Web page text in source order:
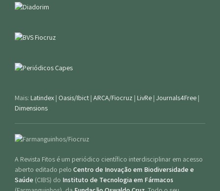
Mais: Latindex | Oasis/Ibict | ARCA/Fiocruz | LivRe | Journals4Free |
Dimensions
A Revista Fitos é um periódico científico interdisciplinar em acesso
aberto editado pelo Centro de Inovação em Biodiversidade e
Saúde (CIBS) do Instituto de Tecnologia em Fármacos